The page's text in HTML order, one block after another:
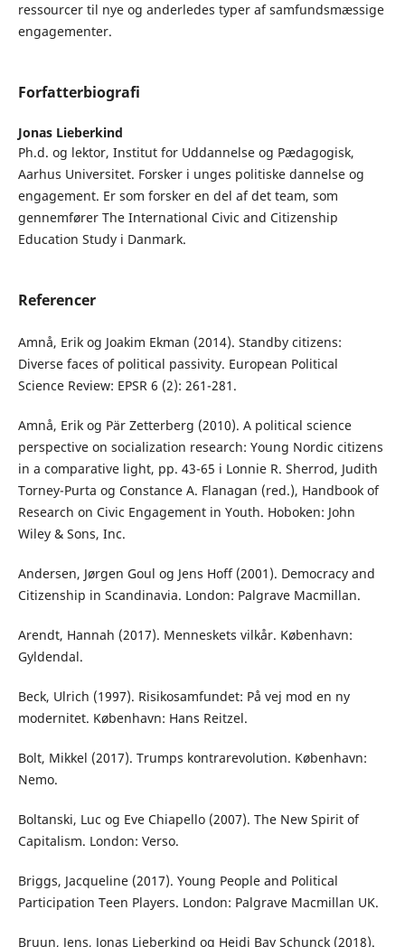
ressourcer til nye og anderledes typer af samfundsmæssige
engagementer.
Forfatterbiografi
Jonas Lieberkind
Ph.d. og lektor, Institut for Uddannelse og Pædagogisk,
Aarhus Universitet. Forsker i unges politiske dannelse og
engagement. Er som forsker en del af det team, som
gennemfører The International Civic and Citizenship
Education Study i Danmark.
Referencer
Amnå, Erik og Joakim Ekman (2014). Standby citizens:
Diverse faces of political passivity. European Political
Science Review: EPSR 6 (2): 261-281.
Amnå, Erik og Pär Zetterberg (2010). A political science
perspective on socialization research: Young Nordic citizens
in a comparative light, pp. 43-65 i Lonnie R. Sherrod, Judith
Torney-Purta og Constance A. Flanagan (red.), Handbook of
Research on Civic Engagement in Youth. Hoboken: John
Wiley & Sons, Inc.
Andersen, Jørgen Goul og Jens Hoff (2001). Democracy and
Citizenship in Scandinavia. London: Palgrave Macmillan.
Arendt, Hannah (2017). Menneskets vilkår. København:
Gyldendal.
Beck, Ulrich (1997). Risikosamfundet: På vej mod en ny
modernitet. København: Hans Reitzel.
Bolt, Mikkel (2017). Trumps kontrarevolution. København:
Nemo.
Boltanski, Luc og Eve Chiapello (2007). The New Spirit of
Capitalism. London: Verso.
Briggs, Jacqueline (2017). Young People and Political
Participation Teen Players. London: Palgrave Macmillan UK.
Bruun, Jens, Jonas Lieberkind og Heidi Bay Schunck (2018).